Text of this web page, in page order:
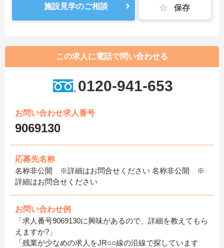
施設見学のご相談 保存
この求人に電話で問い合わせる
0120-941-653
お問い合わせ求人番号
9069130
応募先名称
名称非公開 ※詳細はお問合せください 名称非公開 ※
詳細はお問合せください
お問い合わせ例
「求人番号9069130に興味があるので、詳細を教えてもら
えますか?」
「残業が少なめの求人をJR○○線の沿線で探しています